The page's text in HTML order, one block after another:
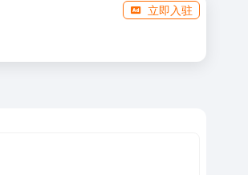
立即入驻